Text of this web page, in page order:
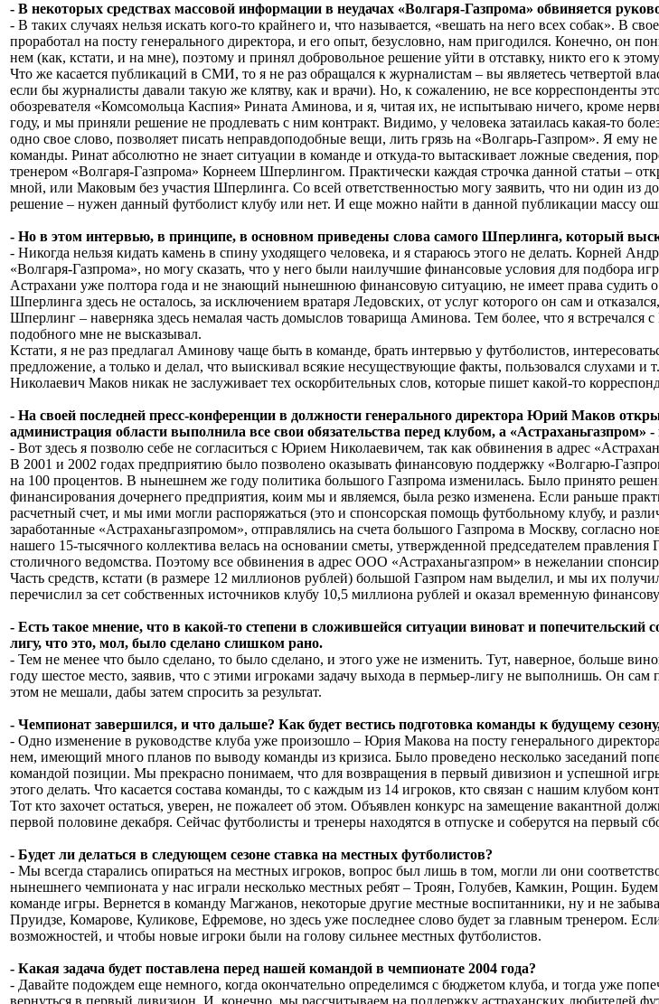
- В некоторых средствах массовой информации в неудачах «Волгаря-Газпрома» обвиняется
- В таких случаях нельзя искать кого-то крайнего и, что называется, «вешать на него всех собак». В
проработал на посту генерального директора, и его опыт, безусловно, нам пригодился. Конечно, он
нем (как, кстати, и на мне), поэтому и принял добровольное решение уйти в отставку, никто его к
Что же касается публикаций в СМИ, то я не раз обращался к журналистам – вы являетесь четвертой
если бы журналисты давали такую же клятву, как и врачи). Но, к сожалению, не все корреспонденты
обозревателя «Комсомольца Каспия» Рината Аминова, и я, читая их, не испытываю ничего, кроме
году, и мы приняли решение не продлевать с ним контракт. Видимо, у человека затаилась какая-то
одно свое слово, позволяет писать неправдоподобные вещи, лить грязь на «Волгарь-Газпром». Я ему
команды. Ринат абсолютно не знает ситуации в команде и откуда-то вытаскивает ложные
тренером «Волгаря-Газпрома» Корнеем Шперлингом. Практически каждая строчка данной статьи –
мной, или Маковым без участия Шперлинга. Со всей ответственностью могу заявить, что ни один из
решение – нужен данный футболист клубу или нет. И еще можно найти в данной публикации массу
- Но в этом интервью, в принципе, в основном приведены слова самого Шперлинга, который
- Никогда нельзя кидать камень в спину уходящего человека, и я стараюсь этого не делать. Корней
«Волгаря-Газпрома», но могу сказать, что у него были наилучшие финансовые условия для подбора
Астрахани уже полтора года и не знающий нынешнюю финансовую ситуацию, не имеет права судить
Шперлинга здесь не осталось, за исключением вратаря Ледовских, от услуг которого он сам и
Шперлинг – наверняка здесь немалая часть домыслов товарища Аминова. Тем более, что я
подобного мне не высказывал.
Кстати, я не раз предлагал Аминову чаще быть в команде, брать интервью у футболистов,
предложение, а только и делал, что выискивал всякие несуществующие факты, пользовался
Николаевич Маков никак не заслуживает тех оскорбительных слов, которые пишет какой-то
- На своей последней пресс-конференции в должности генерального директора Юрий Маков
администрация области выполнила все свои обязательства перед клубом, а «Астраханьгазпром» -
- Вот здесь я позволю себе не согласиться с Юрием Николаевичем, так как обвинения в адрес
В 2001 и 2002 годах предприятию было позволено оказывать финансовую поддержку «Волгарю-
на 100 процентов. В нынешнем же году политика большого Газпрома изменилась. Было принято
финансирования дочернего предприятия, коим мы и являемся, была резко изменена. Если раньше
расчетный счет, и мы ими могли распоряжаться (это и спонсорская помощь футбольному клубу, и
заработанные «Астраханьгазпромом», отправлялись на счета большого Газпрома в Москву, согласно
нашего 15-тысячного коллектива велась на основании сметы, утвержденной председателем
столичного ведомства. Поэтому все обвинения в адрес ООО «Астраханьгазпром» в нежелании
Часть средств, кстати (в размере 12 миллионов рублей) большой Газпром нам выделил, и мы их
перечислил за сет собственных источников клубу 10,5 миллиона рублей и оказал временную
- Есть такое мнение, что в какой-то степени в сложившейся ситуации виноват и попечительский
лигу, что это, мол, было сделано слишком рано.
- Тем не менее что было сделано, то было сделано, и этого уже не изменить. Тут, наверное, больше
году шестое место, заявив, что с этими игроками задачу выхода в пермьер-лигу не выполнишь. Он
этом не мешали, дабы затем спросить за результат.
- Чемпионат завершился, и что дальше? Как будет вестись подготовка команды к будущему
- Одно изменение в руководстве клуба уже произошло – Юрия Макова на посту генерального
нем, имеющий много планов по выводу команды из кризиса. Было проведено несколько заседаний
командой позиции. Мы прекрасно понимаем, что для возвращения в первый дивизион и успешной игры
этого делать. Что касается состава команды, то с каждым из 14 игроков, кто связан с нашим клубом
Тот кто захочет остаться, уверен, не пожалеет об этом. Объявлен конкурс на замещение вакантной
первой половине декабря. Сейчас футболисты и тренеры находятся в отпуске и соберутся на первый
- Будет ли делаться в следующем сезоне ставка на местных футболистов?
- Мы всегда старались опираться на местных игроков, вопрос был лишь в том, могли ли они
нынешнего чемпионата у нас играли несколько местных ребят – Троян, Голубев, Камкин, Рощин.
команде игры. Вернется в команду Магжанов, некоторые другие местные воспитанники, ну и не
Пруидзе, Комарове, Куликове, Ефремове, но здесь уже последнее слово будет за главным тренером.
возможностей, и чтобы новые игроки были на голову сильнее местных футболистов.
- Какая задача будет поставлена перед нашей командой в чемпионате 2004 года?
- Давайте подождем еще немного, когда окончательно определимся с бюджетом клуба, и тогда уже
вернуться в первый дивизион. И, конечно, мы рассчитываем на поддержку астраханских любителей